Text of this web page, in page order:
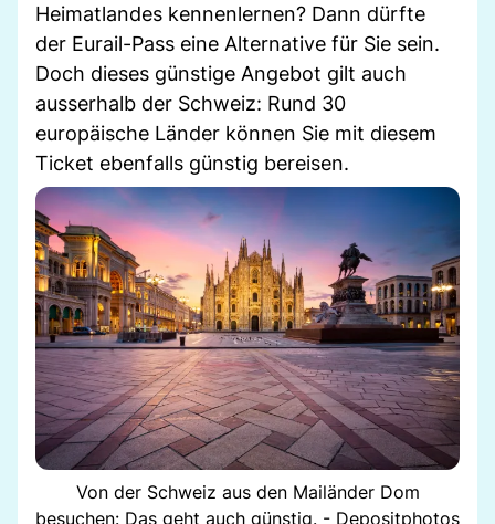
Heimatlandes kennenlernen? Dann dürfte
der Eurail-Pass eine Alternative für Sie sein.
Doch dieses günstige Angebot gilt auch
ausserhalb der Schweiz: Rund 30
europäische Länder können Sie mit diesem
Ticket ebenfalls günstig bereisen.
Von der Schweiz aus den Mailänder Dom
besuchen: Das geht auch günstig. - Depositphotos